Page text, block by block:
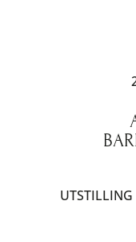
UTSTILLING